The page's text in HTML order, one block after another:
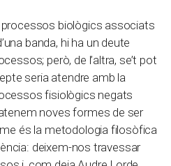
processos biològics associats
banda, hi ha un deute
però, de l’altra, se’t pot
seria atendre amb la
fisiològics negats
noves formes de ser
és la metodologia filosòfica
deixem-nos travessar